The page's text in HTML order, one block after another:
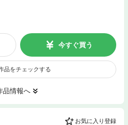
今すぐ買う
品をチェックする
品情報へ
お気に入り登録